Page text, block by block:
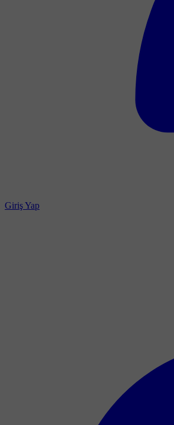
Giriş Yap